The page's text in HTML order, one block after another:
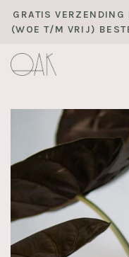
GRATIS
(WOE T/M VRIJ)